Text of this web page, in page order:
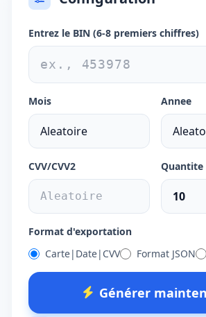
Entrez le BIN (6-8 premiers chiffres)
Mois Annee
CVV/CVV2 Quantite
Format d'exportation
Carte|Date|CVV
Format JSON
Générer